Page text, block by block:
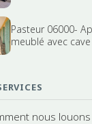
Pasteur 06000-
meublé avec
nous louons